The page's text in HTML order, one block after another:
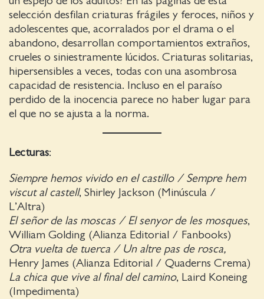
selección desfilan criaturas frágiles y feroces, niños y
adolescentes que, acorralados por el drama o el
abandono, desarrollan comportamientos extraños,
crueles o siniestramente lúcidos. Criaturas solitarias,
hipersensibles a veces, todas con una asombrosa
capacidad de resistencia. Incluso en el paraíso
perdido de la inocencia parece no haber lugar para
el que no se ajusta a la norma.
Lecturas:
Siempre hemos vivido en el castillo / Sempre hem
viscut al castell, Shirley Jackson (Minúscula /
L’Altra)
El señor de las moscas / El senyor de les mosques,
William Golding (Alianza Editorial / Fanbooks)
Otra vuelta de tuerca / Un altre pas de rosca,
Henry James (Alianza Editorial / Quaderns Crema)
La chica que vive al final del camino, Laird Koneing
(Impedimenta)